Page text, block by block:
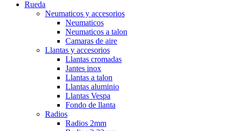
Rueda
Neumaticos y accesorios
Neumaticos
Neumaticos a talon
Camaras de aire
Llantas y accesorios
Llantas cromadas
Jantes inox
Llantas a talon
Llantas aluminio
Llantas Vespa
Fondo de llanta
Radios
Radios 2mm